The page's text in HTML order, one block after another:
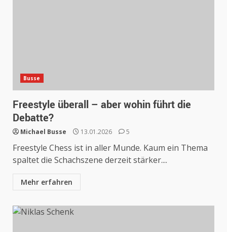
Busse
Freestyle überall – aber wohin führt die
Debatte?
Michael Busse 13.01.2026 5
Freestyle Chess ist in aller Munde. Kaum ein Thema
spaltet die Schachszene derzeit stärker....
Mehr erfahren